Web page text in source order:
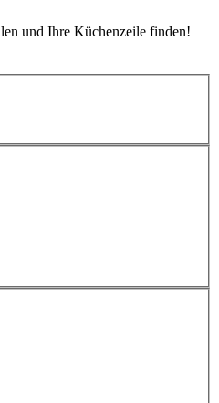
und Ihre Küchenzeile finden!